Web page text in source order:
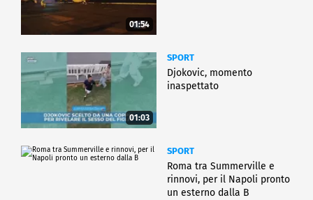
01:54
01:03
SPORT
Djokovic, momento
inaspettato
SPORT
Roma tra Summerville e
rinnovi, per il Napoli pronto
un esterno dalla B